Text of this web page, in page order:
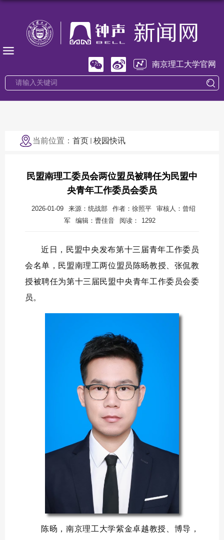
南京理工大学官网
当前位置： 首页 校园快讯
民盟南理工委员会两位盟员被聘任为民盟中
央青年工作委员会委员
2026-01-09 来源：统战部 作者：徐照平
审核人：曾绍
军
编辑：曹佳音 阅读： 1292
近日，民盟中央发布第十三届青年工作委员
会名单，民盟南理工两位盟员陈旸教授、张侃教
授被聘任为第十三届民盟中央青年工作委员会委
员。
陈旸，南京理工大学紫金卓越教授、博导，